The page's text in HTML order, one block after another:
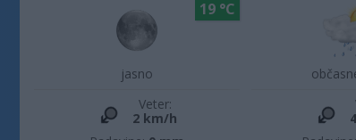
jasno
19 °C
Veter:
2 km/h